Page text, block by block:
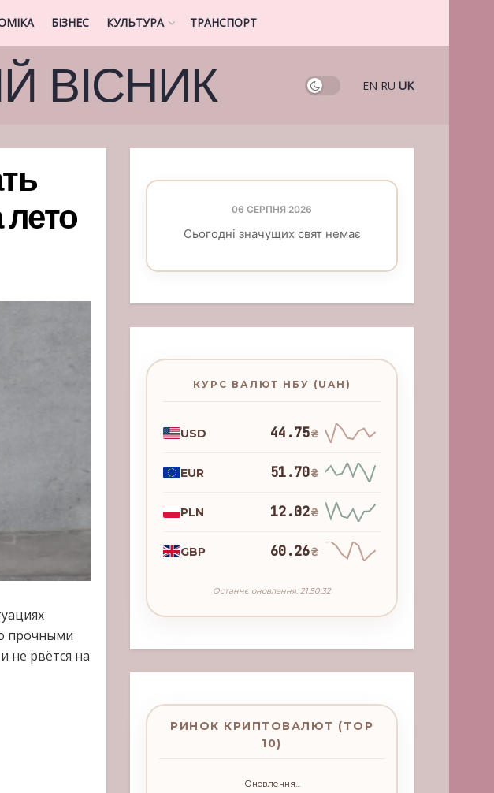
БІЗНЕС КУЛЬТУРА ТРАНСПОРТ
ВІСНИК EN RU UK
прочными
не рвётся на
06 СЕРПНЯ 2026
Сьогодні значущих свят немає
КУРС ВАЛЮТ НБУ (UAH)
USD 44.75₴
EUR 51.70₴
PLN 12.02₴
GBP 60.26₴
Останнє оновлення: 21:50:32
РИНОК КРИПТОВАЛЮТ (TOP
10)
Оновлення...